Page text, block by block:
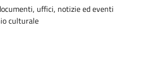
uffici, notizie ed eventi
culturale